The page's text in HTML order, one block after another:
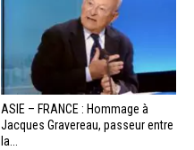
ASIE – FRANCE : Hommage à
Jacques Gravereau, passeur entre
la...